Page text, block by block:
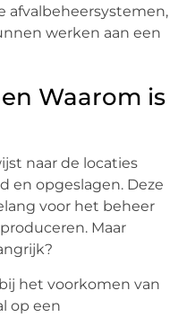
afvalbeheersystemen,
werken aan een
Waarom is
naar de locaties
en opgeslagen. Deze
voor het beheer
Maar
het voorkomen van
op een